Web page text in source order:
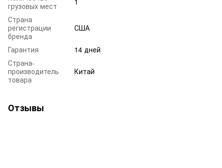
грузовых мест
Страна
регистрации
бренда
США
Гарантия
14 дней
Страна-
производитель
товара
Китай
Отзывы